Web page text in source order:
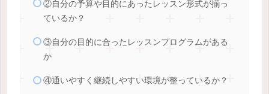
②自分の予算や目的にあったレッスン形式が揃っ
ているか？
③自分の目的に合ったレッスンプログラムがある
か
④通いやすく継続しやすい環境が整っているか？